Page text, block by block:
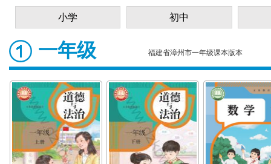
小学 初中
一年级 福建省漳州市一年级课本版本